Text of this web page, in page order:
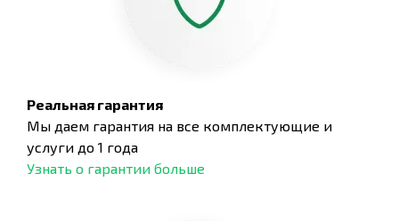
Реальная гарантия
Мы даем гарантия на все комплектующие и
услуги до 1 года
Узнать о гарантии больше